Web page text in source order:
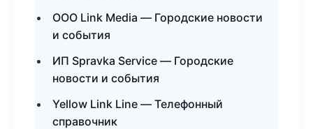
ООО Link Media — Городские новости
и события
ИП Spravka Service — Городские
новости и события
Yellow Link Line — Телефонный
справочник